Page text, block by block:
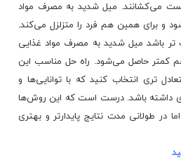
می‌کشانند. میل شدید به مصرف مواد
و برای همین هم فرد را متزلزل می‌کند.
باشد میل شدید به مصرف مواد غذایی
کمتر حاصل می‌شود. راه حل مناسب این
تری انتخاب کنید که با توانایی‌ها و
داشته باشد. درست است که این روش‌ها
در طولانی مدت نتایج پایدارتر و بهتری